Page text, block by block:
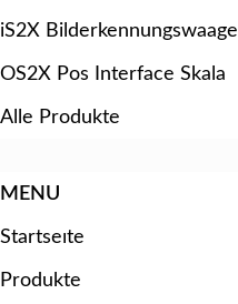
iS2X Bilderkennungswaage
OS2X Pos Interface Skala
Alle Produkte
MENU
Startseıte
Produkte